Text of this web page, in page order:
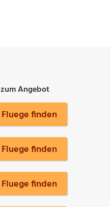
zum Angebot
Fluege finden
Fluege finden
Fluege finden